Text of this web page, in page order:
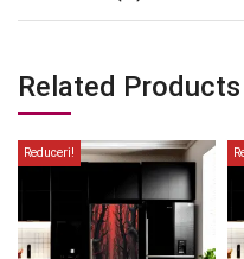
Related Products
Reduceri!